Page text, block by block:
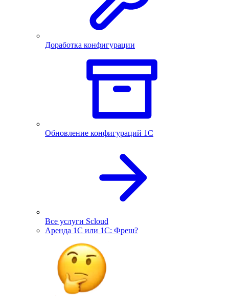
Доработка конфигурации
Обновление конфигураций 1С
Все услуги Scloud
Аренда 1С или 1С: Фреш?